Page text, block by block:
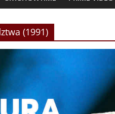
(1991)